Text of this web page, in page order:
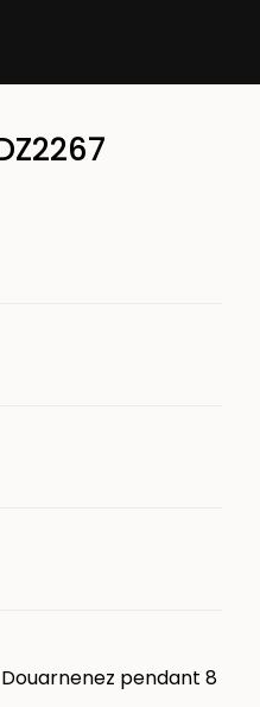
pendant 8